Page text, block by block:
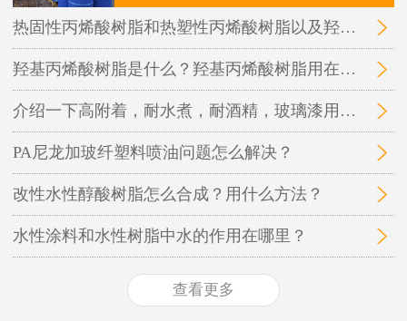
热固性丙烯酸树脂和热塑性丙烯酸树脂以及羟基丙烯酸树脂三者之间的区别在哪里？
羟基丙烯酸树脂是什么？羟基丙烯酸树脂用在哪里？
介绍一下高附着，耐水煮，耐酒精，玻璃漆用的丙烯酸树脂
PA尼龙加玻纤塑料喷油问题怎么解决？
改性水性醇酸树脂怎么合成？用什么方法？
水性涂料和水性树脂中水的作用在哪里？
查看更多